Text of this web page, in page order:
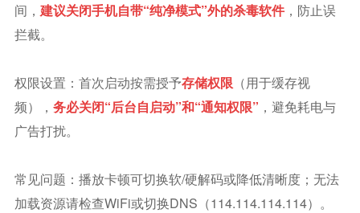
间， 建议关闭手机自带“纯净模式”外的杀毒软件，防止误
拦截。
权限设置：首次启动按需授予存储权限（用于缓存视
频）， 务必关闭“后台自启动”和“通知权限” ，避免耗电与
广告打扰。
常见问题：播放卡顿可切换软/硬解码或降低清晰度；无法
加载资源请检查WiFi或切换DNS（114.114.114.114）。